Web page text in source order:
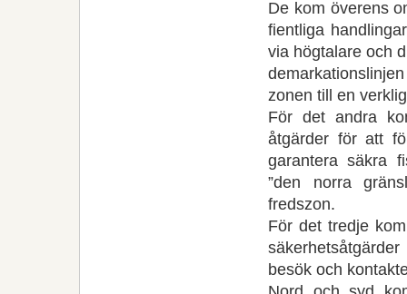
De kom överens
fientliga
via högtalare och
zonen till en
För det andra
åtgärder för att
garantera säkra
”den norra
fredszon.
För det tredje
besök och